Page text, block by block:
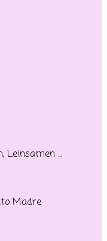
Leinsamen …
Madre